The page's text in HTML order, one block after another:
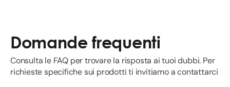
Domande frequenti
Consulta le FAQ per trovare la risposta ai tuoi dubbi. Per
richieste specifiche sui prodotti ti invitiamo a contattarci